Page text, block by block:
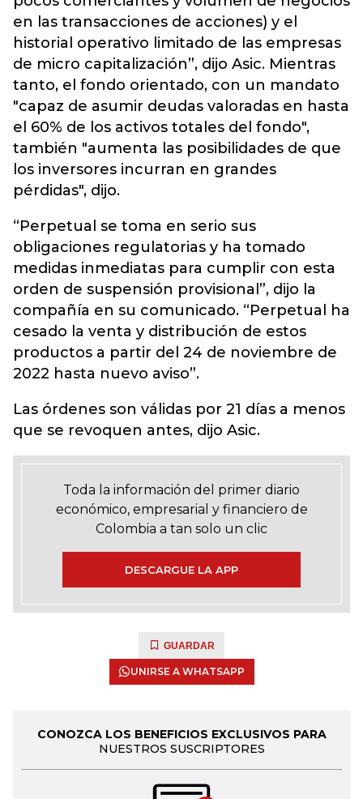
en las transacciones de acciones) y el
historial operativo limitado de las empresas
de micro capitalización”, dijo Asic. Mientras
tanto, el fondo orientado, con un mandato
"capaz de asumir deudas valoradas en hasta
el 60% de los activos totales del fondo",
también "aumenta las posibilidades de que
los inversores incurran en grandes
pérdidas", dijo.
“Perpetual se toma en serio sus
obligaciones regulatorias y ha tomado
medidas inmediatas para cumplir con esta
orden de suspensión provisional”, dijo la
compañía en su comunicado. “Perpetual ha
cesado la venta y distribución de estos
productos a partir del 24 de noviembre de
2022 hasta nuevo aviso”.
Las órdenes son válidas por 21 días a menos
que se revoquen antes, dijo Asic.
Toda la información del primer diario
económico, empresarial y financiero de
Colombia a tan solo un clic
DESCARGUE LA APP
GUARDAR
UNIRSE A WHATSAPP
CONOZCA LOS BENEFICIOS EXCLUSIVOS PARA
NUESTROS SUSCRIPTORES